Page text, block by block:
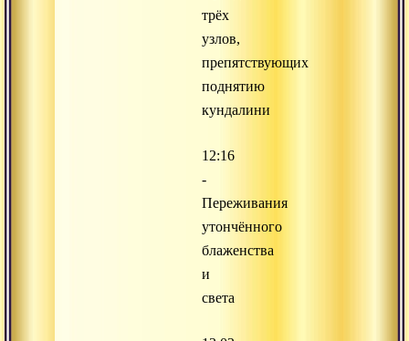
трёх
узлов,
препятствующих
поднятию
кундалини
12:16
-
Переживания
утончённого
блаженства
и
света